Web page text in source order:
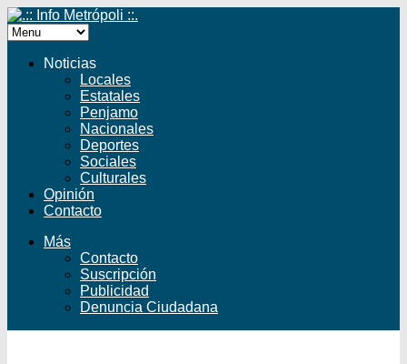
Noticias
Locales
Estatales
Penjamo
Nacionales
Deportes
Sociales
Culturales
Opinión
Contacto
Más
Contacto
Suscripción
Publicidad
Denuncia Ciudadana